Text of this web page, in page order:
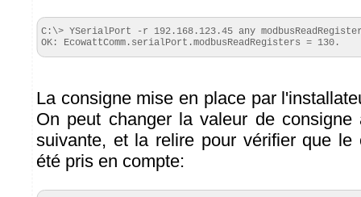
C:\> YSerialPort -r 192.168.123.45 any
OK: EcowattComm.serialPort.modbusReadRegisters = 130.
La consigne mise en place par
On peut changer la valeur de consigne
suivante, et la relire pour vérifier que le
été pris en compte: